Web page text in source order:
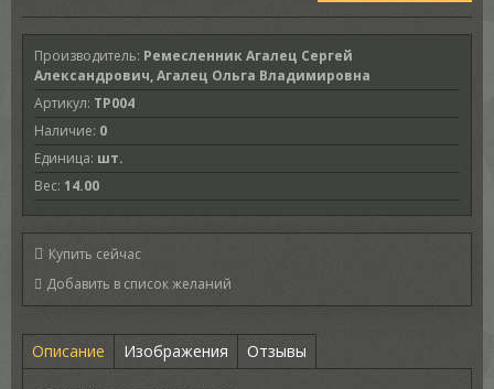
Производитель: Ремесленник Агалец Сергей
Александрович, Агалец Ольга Владимировна
Артикул: TP004
Наличие: 0
Единица: шт.
Вес: 14.00
Купить сейчас
Описание Изображения Отзывы